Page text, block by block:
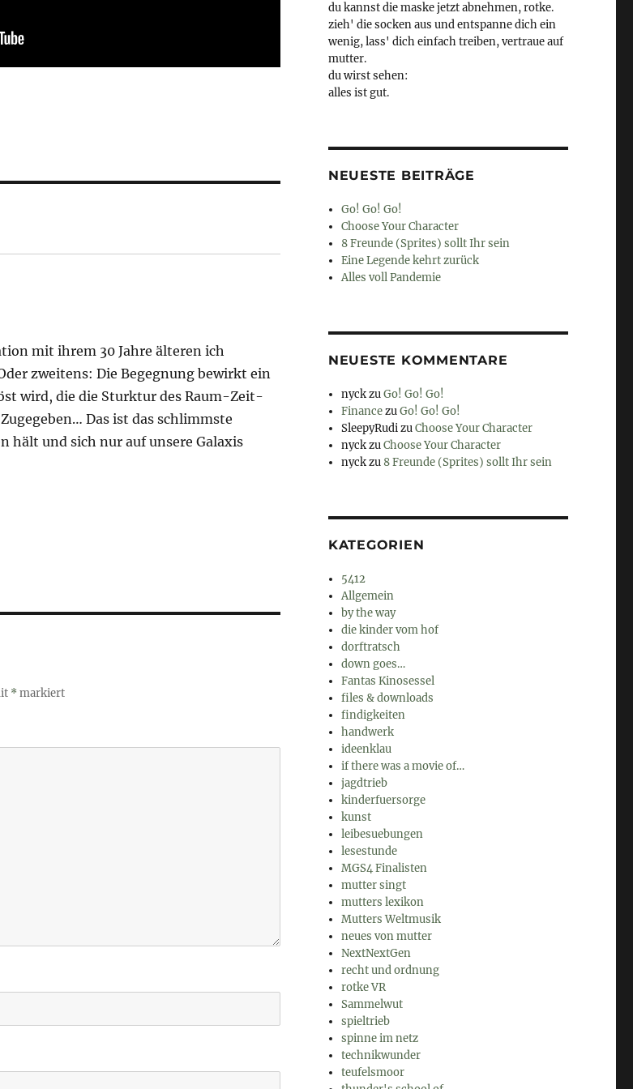
mit ihrem 30 Jahre älteren ich
zweitens: Die Begegnung bewirkt ein
wird, die die Sturktur des Raum-Zeit-
Das ist das schlimmste
hält und sich nur auf unsere Galaxis
*markiert
du kannst die maske jetzt abnehmen, rotke.
zieh' die socken aus und entspanne dich ein
wenig, lass' dich einfach treiben, vertraue auf
mutter.
du wirst sehen:
alles ist gut.
NEUESTE BEITRÄGE
Go! Go! Go!
Choose Your Character
8 Freunde (Sprites) sollt Ihr sein
Eine Legende kehrt zurück
Alles voll Pandemie
NEUESTE KOMMENTARE
nyckzuGo! Go! Go!
FinancezuGo! Go! Go!
SleepyRudizuChoose Your Character
nyckzuChoose Your Character
nyckzu 8 Freunde (Sprites) sollt Ihr sein
KATEGORIEN
5412
Allgemein
by the way
die kinder vom hof
dorftratsch
down goes…
Fantas Kinosessel
files & downloads
findigkeiten
handwerk
ideenklau
if there was a movie of…
jagdtrieb
kinderfuersorge
kunst
leibesuebungen
lesestunde
MGS4 Finalisten
mutter singt
mutters lexikon
Mutters Weltmusik
neues von mutter
NextNextGen
recht und ordnung
rotke VR
Sammelwut
spieltrieb
spinne im netz
technikwunder
teufelsmoor